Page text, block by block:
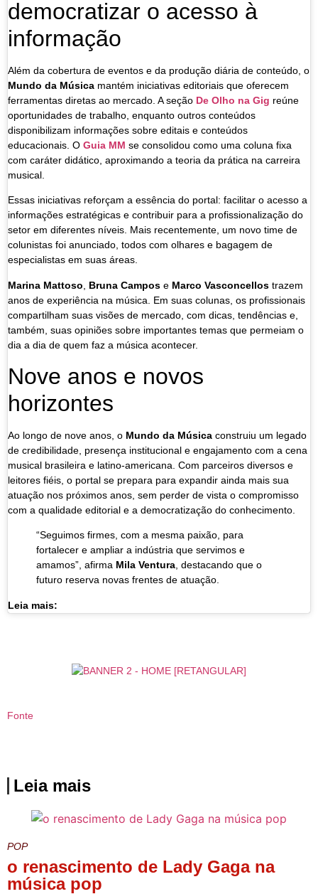
democratizar o acesso à
informação
Além da cobertura de eventos e da produção diária de conteúdo, o
Mundo da Música mantém iniciativas editoriais que oferecem
ferramentas diretas ao mercado. A seção De Olho na Gig reúne
oportunidades de trabalho, enquanto outros conteúdos
disponibilizam informações sobre editais e conteúdos
educacionais. O Guia MM se consolidou como uma coluna fixa
com caráter didático, aproximando a teoria da prática na carreira
musical.
Essas iniciativas reforçam a essência do portal: facilitar o acesso a
informações estratégicas e contribuir para a profissionalização do
setor em diferentes níveis. Mais recentemente, um novo time de
colunistas foi anunciado, todos com olhares e bagagem de
especialistas em suas áreas.
Marina Mattoso Bruna Campos e Marco Vasconcellos trazem
anos de experiência na música. Em suas colunas, os profissionais
compartilham suas visões de mercado, com dicas, tendências e,
também, suas opiniões sobre importantes temas que permeiam o
dia a dia de quem faz a música acontecer.
Nove anos e novos
horizontes
Ao longo de nove anos, o Mundo da Música construiu um legado
de credibilidade, presença institucional e engajamento com a cena
musical brasileira e latino-americana. Com parceiros diversos e
leitores fiéis, o portal se prepara para expandir ainda mais sua
atuação nos próximos anos, sem perder de vista o compromisso
com a qualidade editorial e a democratização do conhecimento.
“Seguimos firmes, com a mesma paixão, para
fortalecer e ampliar a indústria que servimos e
amamos”, afirma Mila Ventura, destacando que o
futuro reserva novas frentes de atuação.
Leia mais:
Fonte
Leia mais
POP
o renascimento de Lady Gaga na
música pop